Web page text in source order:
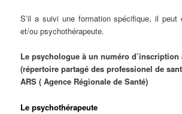
S’il a suivi une formation spécifique, il peut
et/ou psychothérapeute.
Le psychologue à un numéro d’inscription
(répertoire partagé des professionel de
ARS ( Agence Régionale de Santé)
Le psychothérapeute